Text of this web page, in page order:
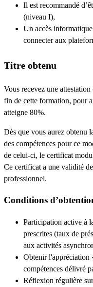
Il est recommandé
(niveau I),
Un accès
connecter aux
Titre obtenu
Vous recevez une
fin de cette formation, pour
atteigne 80%.
Dès que vous aurez obtenu
des compétences pour ce
de celui-ci, le certificat
Ce certificat a une validité
professionnel.
Conditions
Participation active à
prescrites (taux de
aux activités
Obtenir l'appréciation
compétences délivré
Réflexion régulière